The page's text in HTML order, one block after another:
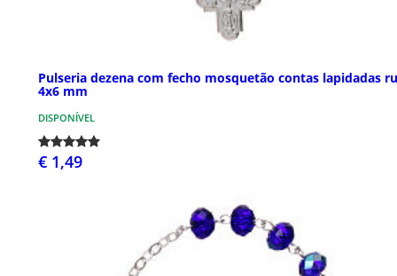
Pulseria dezena com fecho mosquetão contas lapidadas
4x6 mm
DISPONÍVEL
€ 1,49